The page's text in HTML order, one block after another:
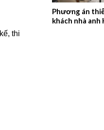
thi
Phương án
khách nhà anh